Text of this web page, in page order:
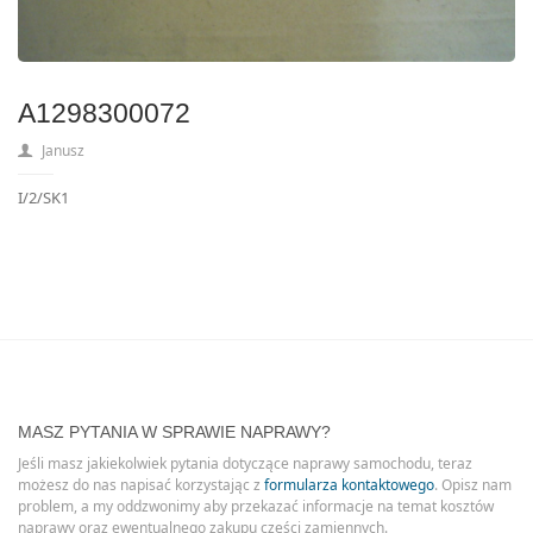
A1298300072
Janusz
I/2/SK1
MASZ PYTANIA W SPRAWIE NAPRAWY?
Jeśli masz jakiekolwiek pytania dotyczące naprawy samochodu, teraz
możesz do nas napisać korzystając z formularza kontaktowego. Opisz nam
problem, a my oddzwonimy aby przekazać informacje na temat kosztów
naprawy oraz ewentualnego zakupu części zamiennych.